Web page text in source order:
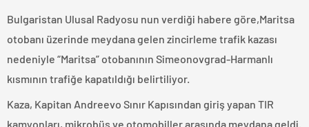
Bulgaristan Ulusal Radyosu nun verdiği habere göre,Maritsa
otobanı üzerinde meydana gelen zincirleme trafik kazası
nedeniyle “Maritsa” otobanının Simeonovgrad-Harmanlı
kısmının trafiğe kapatıldığı belirtiliyor.
Kaza, Kapitan Andreevo Sınır Kapısından giriş yapan TIR
kamyonları, mikrobüs ve otomobiller arasında meydana geldi.